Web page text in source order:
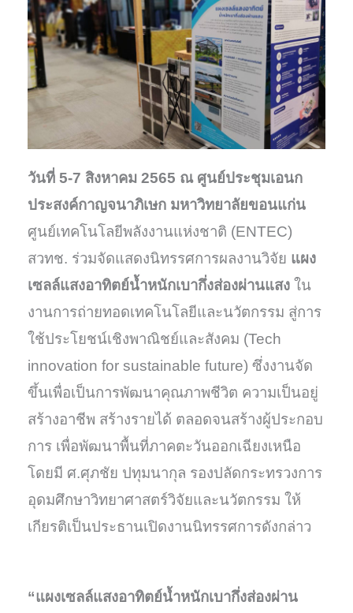
วันที่ 5-7 สิงหาคม 2565 ณ ศูนย์ประชุมเอนก
ประสงค์กาญจนาภิเษก มหาวิทยาลัยขอนแก่น
ศูนย์เทคโนโลยีพลังงานแห่งชาติ (ENTEC)
สวทช. ร่วมจัดแสดงนิทรรศการผลงานวิจัย แผง
เซลล์แสงอาทิตย์นํ้าหนักเบากึ่งส่องผ่านแสงใน
งานการถ่ายทอดเทคโนโลยีและนวัตกรรม สู่การ
ใช้ประโยชน์เชิงพาณิชย์และสังคม (Tech
innovation for sustainable future) ซึ่งงานจัด
ขึ้นเพื่อเป็นการพัฒนาคุณภาพชีวิต ความเป็นอยู่
สร้างอาชีพ สร้างรายได้ ตลอดจนสร้างผู้ประกอบ
การ เพื่อพัฒนาพื้นที่ภาคตะวันออกเฉียงเหนือ
โดยมี ศ.ศุภชัย ปทุมนากุล รองปลัดกระทรวงการ
อุดมศึกษาวิทยาศาสตร์วิจัยและนวัตกรรม ให้
เกียรติเป็นประธานเปิดงานนิทรรศการดังกล่าว
“แผงเซลล์แสงอาทิตย์นํ้าหนักเบากึ่งส่องผ่าน